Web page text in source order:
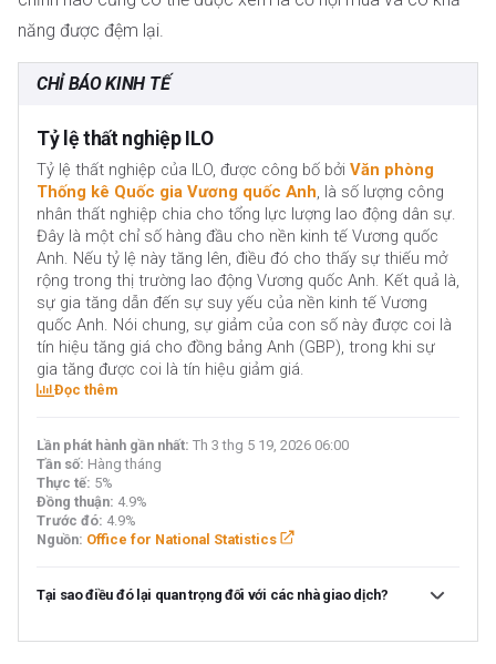
năng được đệm lại.
CHỈ BÁO KINH TẾ
Tỷ lệ thất nghiệp ILO
Tỷ lệ thất nghiệp của ILO, được công bố bởi Văn phòng
Thống kê Quốc gia Vương quốc Anh, là số lượng công
nhân thất nghiệp chia cho tổng lực lượng lao động dân sự.
Đây là một chỉ số hàng đầu cho nền kinh tế Vương quốc
Anh. Nếu tỷ lệ này tăng lên, điều đó cho thấy sự thiếu mở
rộng trong thị trường lao động Vương quốc Anh. Kết quả là,
sự gia tăng dẫn đến sự suy yếu của nền kinh tế Vương
quốc Anh. Nói chung, sự giảm của con số này được coi là
tín hiệu tăng giá cho đồng bảng Anh (GBP), trong khi sự
gia tăng được coi là tín hiệu giảm giá.
Đọc thêm
Lần phát hành gần nhất: Th 3 thg 5 19, 2026 06:00
Tần số: Hàng tháng
Thực tế: 5%
Đồng thuận: 4.9%
Trước đó: 4.9%
Nguồn: Office for National Statistics
Tại sao điều đó lại quan trọng đối với các nhà giao dịch?